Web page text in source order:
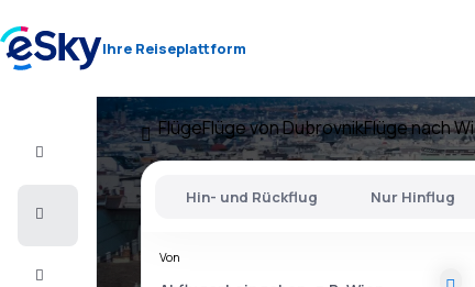
Ihre Reiseplattform
Flug+Hotel
FlügeFlüge von DubrovnikFlüge nach
Hin- und Rückflug Nur Hinflug
Von